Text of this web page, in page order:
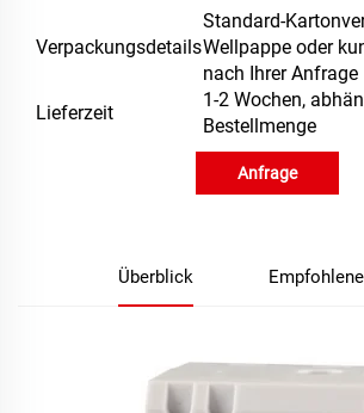
Verpackungsdetails
Standard-
Wellpappe oder
nach Ihrer Anfrage
Lieferzeit
1-2 Wochen,
Bestellmenge
Anfrage
Überblick